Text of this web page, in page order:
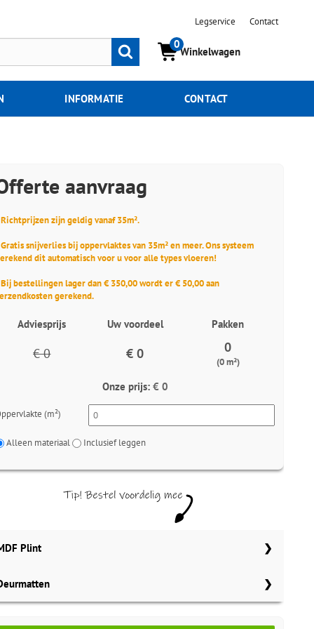
Legservice Contact
0
Winkelwagen
Zoeken
INFORMATIE CONTACT
aanvraag
zijn geldig vanaf 35m².
snijverlies bij oppervlaktes van 35m² en meer. Ons systeem
dit automatisch voor u voor alle types vloeren!
bestellingen lager dan € 350,00 wordt er € 50,00 aan
gerekend.
Adviesprijs Uw voordeel Pakken
€ 0 € 0 0
(0 m²)
Onze prijs: € 0
(m²)
Alleen materiaal Inclusief leggen
Plint
70x12 mm
Meter Aantal
MDF plinten 70x12 mm
Meter